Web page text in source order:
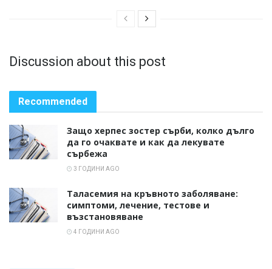
Discussion about this post
Recommended
Защо херпес зостер сърби, колко дълго
да го очаквате и как да лекувате
сърбежа
3 ГОДИНИ AGO
Таласемия на кръвното заболяване:
симптоми, лечение, тестове и
възстановяване
4 ГОДИНИ AGO